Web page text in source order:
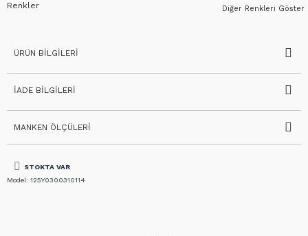
STOKTA VAR
Model: 125Y0300310114
Diğer Renkleri Göster
Renkler
ÜRÜN BILGILERI
İADE BILGILERI
MANKEN ÖLÇÜLERI